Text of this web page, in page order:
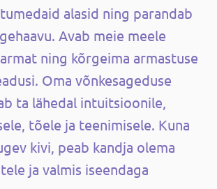
alasid ning parandab
Avab meie meele
ning kõrgeima armastuse
Oma võnkesageduse
ta lähedal intuitsioonile,
tõele ja teenimisele. Kuna
kivi, peab kandja olema
ja valmis iseendaga